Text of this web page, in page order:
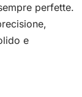
perfette.
e